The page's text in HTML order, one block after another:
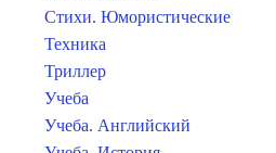
Стихи. Юмористические
Техника
Триллер
Учеба
Учеба. Английский